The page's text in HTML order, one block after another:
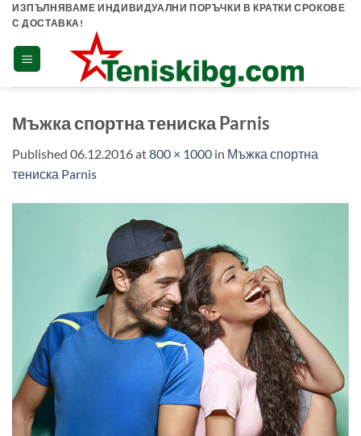
Skip
content
ИЗПЪЛНЯВАМЕ ИНДИВИДУАЛНИ ПОРЪЧКИ В КРАТКИ СРОКОВЕ
С ДОСТАВКА!
Мъжка спортна тениска Parnis
Published 06.12.2016at800 × 1000 in Мъжка спортна
тениска Parnis